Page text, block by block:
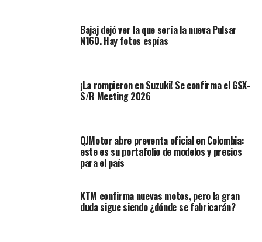
La buena noticia es que a finales de 2019, en India se
Bajaj dejó ver la que sería la nueva Pulsar
N160. Hay fotos espías
¡La rompieron en Suzuki! Se confirma el GSX-
S/R Meeting 2026
QJMotor abre preventa oficial en Colombia:
este es su portafolio de modelos y precios
para el país
KTM confirma nuevas motos, pero la gran
duda sigue siendo ¿dónde se fabricarán?